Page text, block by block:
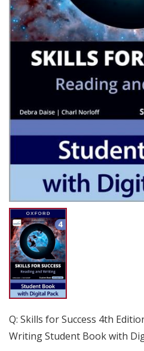
Q: Skills for Success 4th
Writing Student Book with